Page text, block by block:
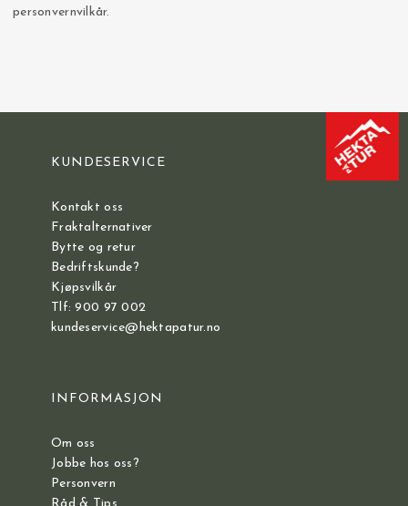
personvernvilkår.
KUNDESERVICE
Kontakt oss
Fraktalternativer
Bytte og retur
Bedriftskunde?
Kjøpsvilkår
Tlf: 900 97 002
kundeservice@hektapatur.no
INFORMASJON
Om oss
Jobbe hos oss?
Personvern